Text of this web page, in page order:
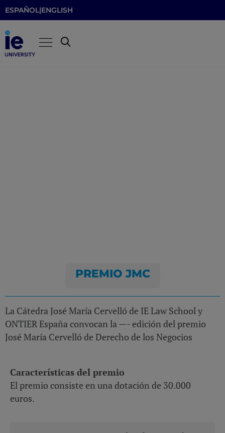
ESPAÑOL|ENGLISH
PREMIO JMC
La Cátedra José María Cervelló de IE Law School y
ONTIER España convocan la —- edición del premio
José María Cervelló de Derecho de los Negocios
Características del premio
El premio consiste en una dotación de 30.000
euros.